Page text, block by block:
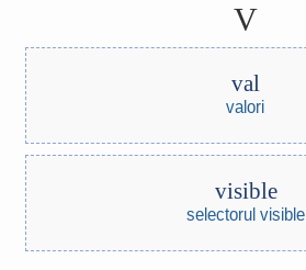
V
val
valori
visible
selectorul visible